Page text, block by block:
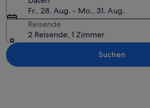
Fr., 28. Aug. - Mo., 31. Aug.
Reisende
2 Reisende, 1 Zimmer
Suchen